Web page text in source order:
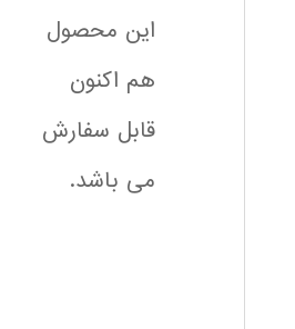
این محصول
هم اکنون
قابل سفارش
می باشد.